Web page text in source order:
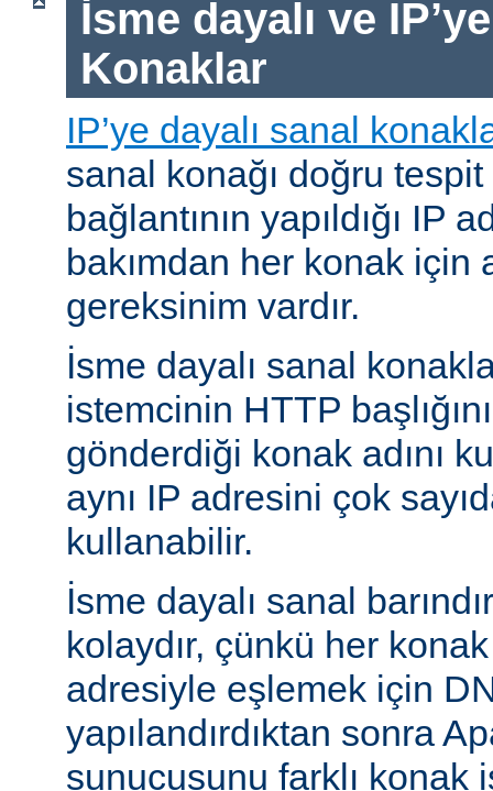
İsme dayalı ve
Konaklar
IP’ye dayalı sanal
sanal konağı doğru
bağlantının yapıldığı IP
bakımdan her konak için
gereksinim vardır.
İsme dayalı sanal
istemcinin HTTP
gönderdiği konak adını
aynı IP adresini çok
kullanabilir.
İsme dayalı sanal
kolaydır, çünkü her
adresiyle eşlemek için
yapılandırdıktan sonra
sunucusunu farklı konak